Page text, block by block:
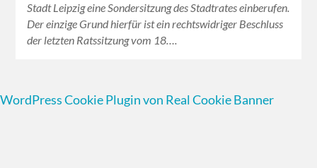
Stadt Leipzig eine Sondersitzung des Stadtrates einberufen.
Der einzige Grund hierfür ist ein rechtswidriger Beschluss
der letzten Ratssitzung vom 18….
WordPress Cookie Plugin von Real Cookie Banner